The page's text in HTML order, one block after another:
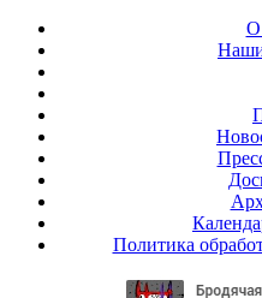
О
Политика